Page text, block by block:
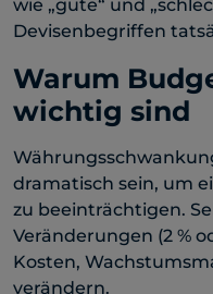
wie „gute“ und
Devisenbegriffen
Warum
wichtig sind
dramatisch sein, um
zu beeinträchtigen.
Veränderungen (2 %
Kosten,
verändern.